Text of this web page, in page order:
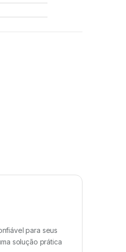
para seus
solução prática